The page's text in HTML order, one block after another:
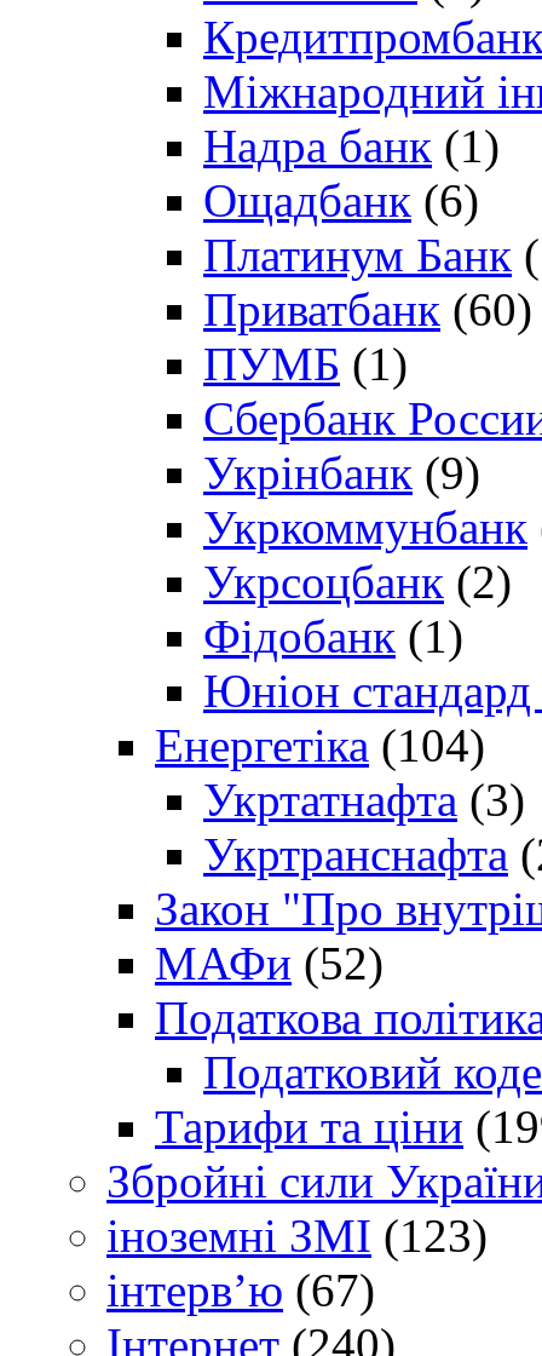
Міжнародний
Надра банк (1)
Ощадбанк (6)
Платинум Банк
Приватбанк (60)
ПУМБ (1)
Сбербанк
Укрінбанк (9)
Укркоммунбанк
Укрсоцбанк (2)
Фідобанк (1)
Юніон стандард
Енергетіка (104)
Укртатнафта (3)
Укртранснафта
Закон "Про
МАФи (52)
Податкова
Податковий
Тарифи та ціни
Збройні сили
іноземні ЗМІ (123)
інтерв’ю (67)
Інтернет (240)